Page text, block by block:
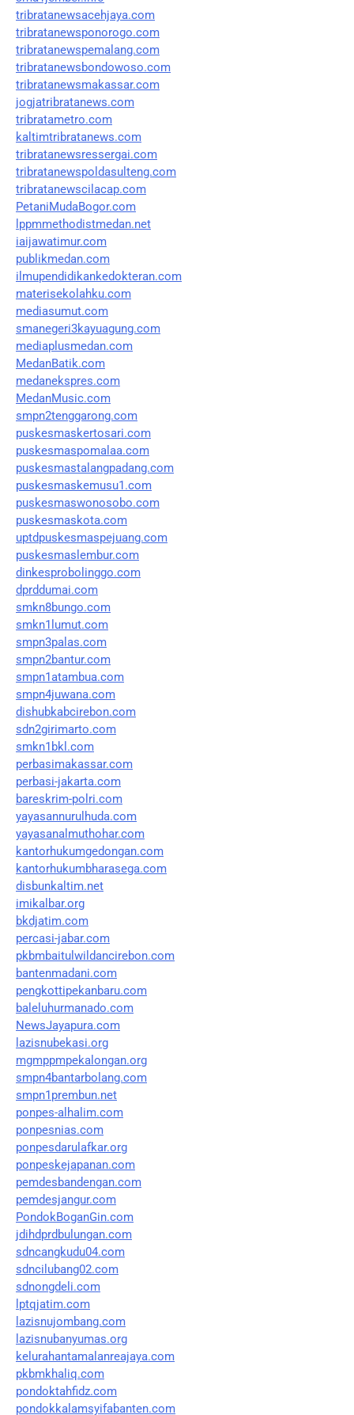
tribratanewsacehjaya.com
tribratanewsponorogo.com
tribratanewspemalang.com
tribratanewsbondowoso.com
tribratanewsmakassar.com
jogjatribratanews.com
tribratametro.com
kaltimtribratanews.com
tribratanewsressergai.com
tribratanewspoldasulteng.com
tribratanewscilacap.com
PetaniMudaBogor.com
lppmmethodistmedan.net
iaijawatimur.com
publikmedan.com
ilmupendidikankedokteran.com
materisekolahku.com
mediasumut.com
smanegeri3kayuagung.com
mediaplusmedan.com
MedanBatik.com
medanekspres.com
MedanMusic.com
smpn2tenggarong.com
puskesmaskertosari.com
puskesmaspomalaa.com
puskesmastalangpadang.com
puskesmaskemusu1.com
puskesmaswonosobo.com
puskesmaskota.com
uptdpuskesmaspejuang.com
puskesmaslembur.com
dinkesprobolinggo.com
dprddumai.com
smkn8bungo.com
smkn1lumut.com
smpn3palas.com
smpn2bantur.com
smpn1atambua.com
smpn4juwana.com
dishubkabcirebon.com
sdn2girimarto.com
smkn1bkl.com
perbasimakassar.com
perbasi-jakarta.com
bareskrim-polri.com
yayasannurulhuda.com
yayasanalmuthohar.com
kantorhukumgedongan.com
kantorhukumbharasega.com
disbunkaltim.net
imikalbar.org
bkdjatim.com
percasi-jabar.com
pkbmbaitulwildancirebon.com
bantenmadani.com
pengkottipekanbaru.com
baleluhurmanado.com
NewsJayapura.com
lazisnubekasi.org
mgmppmpekalongan.org
smpn4bantarbolang.com
smpn1prembun.net
ponpes-alhalim.com
ponpesnias.com
ponpesdarulafkar.org
ponpeskejapanan.com
pemdesbandengan.com
pemdesjangur.com
PondokBoganGin.com
jdihdprdbulungan.com
sdncangkudu04.com
sdncilubang02.com
sdnongdeli.com
lptqjatim.com
lazisnujombang.com
lazisnubanyumas.org
kelurahantamalanreajaya.com
pkbmkhaliq.com
pondoktahfidz.com
pondokkalamsyifabanten.com